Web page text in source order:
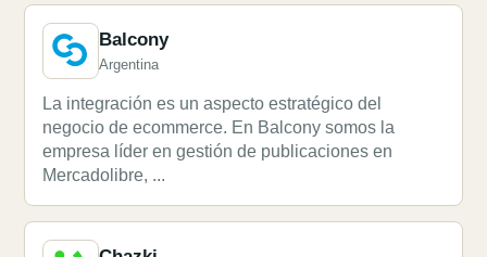
Balcony
Argentina
La integración es un aspecto estratégico del
negocio de ecommerce. En Balcony somos la
empresa líder en gestión de publicaciones en
Mercadolibre, ...